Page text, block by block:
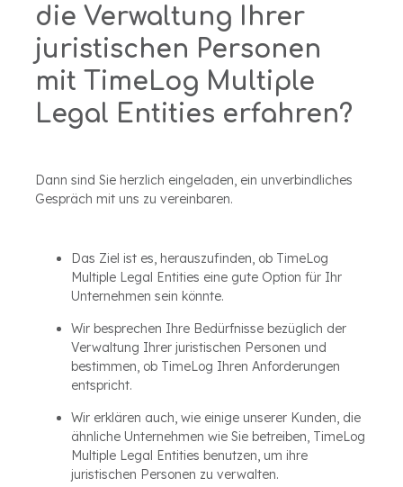
die Verwaltung Ihrer
juristischen Personen
mit TimeLog Multiple
Legal Entities erfahren?
Dann sind Sie herzlich eingeladen, ein unverbindliches
Gespräch mit uns zu vereinbaren.
Das Ziel ist es, herauszufinden, ob TimeLog
Multiple Legal Entities eine gute Option für Ihr
Unternehmen sein könnte.
Wir besprechen Ihre Bedürfnisse bezüglich der
Verwaltung Ihrer juristischen Personen und
bestimmen, ob TimeLog Ihren Anforderungen
entspricht.
Wir erklären auch, wie einige unserer Kunden, die
ähnliche Unternehmen wie Sie betreiben, TimeLog
Multiple Legal Entities benutzen, um ihre
juristischen Personen zu verwalten.